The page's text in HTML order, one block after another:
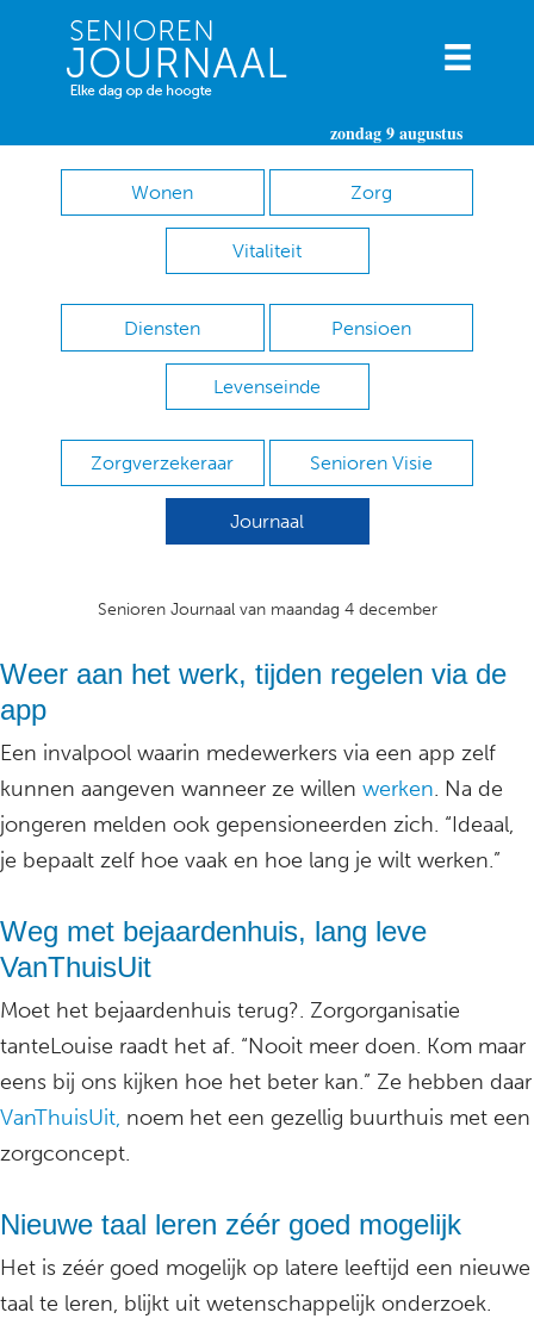
zondag 9 augustus
Wonen Zorg
Vitaliteit
Diensten Pensioen
Levenseinde
Zorgverzekeraar Senioren Visie
Journaal
Senioren Journaal van maandag 4 december
Weer aan het werk, tijden regelen via de
app
Een invalpool waarin medewerkers via een app zelf
kunnen aangeven wanneer ze willen werken. Na de
jongeren melden ook gepensioneerden zich. “Ideaal,
je bepaalt zelf hoe vaak en hoe lang je wilt werken.”
Weg met bejaardenhuis, lang leve
VanThuisUit
Moet het bejaardenhuis terug?. Zorgorganisatie
tanteLouise raadt het af. “Nooit meer doen. Kom maar
eens bij ons kijken hoe het beter kan.” Ze hebben daar
VanThuisUit, noem het een gezellig buurthuis met een
zorgconcept.
Nieuwe taal leren zéér goed mogelijk
Het is zéér goed mogelijk op latere leeftijd een nieuwe
taal te leren, blijkt uit wetenschappelijk onderzoek.